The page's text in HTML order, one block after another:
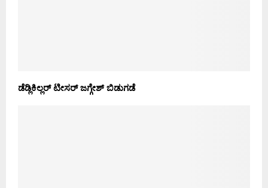
ಡೆಡ್ಲಿಕಿಲ್ಲರ್ ಟೀಸರ್ ಜಗ್ಗೇಶ್ ಬಿಡುಗಡೆ